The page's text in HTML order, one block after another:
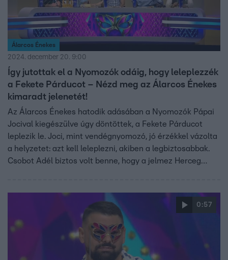
Álarcos Énekes
2024. december 20. 9:00
Így jutottak el a Nyomozók odáig, hogy leleplezzék
a Fekete Párducot – Nézd meg az Álarcos Énekes
kimaradt jelenetét!
Az Álarcos Énekes hatodik adásában a Nyomozók Pápai
Jocival kiegészülve úgy döntöttek, a Fekete Párducot
leplezik le. Joci, mint vendégnyomozó, jó érzékkel vázolta
a helyzetet: azt kell leleplezni, akiben a legbiztosabbak.
Csobot Adél biztos volt benne, hogy a jelmez Herceg
0:57